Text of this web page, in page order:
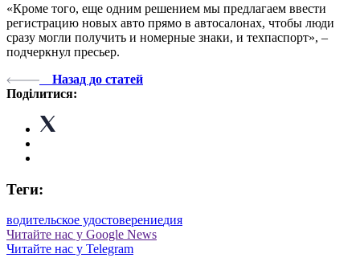
«Кроме того, еще одним решением мы предлагаем ввести
регистрацию новых авто прямо в автосалонах, чтобы люди
сразу могли получить и номерные знаки, и техпаспорт», –
подчеркнул пресьер.
Назад до статей
Поділитися:
Теги:
водительское удостоверениедия
Читайте нас у Google News
Читайте нас у Telegram